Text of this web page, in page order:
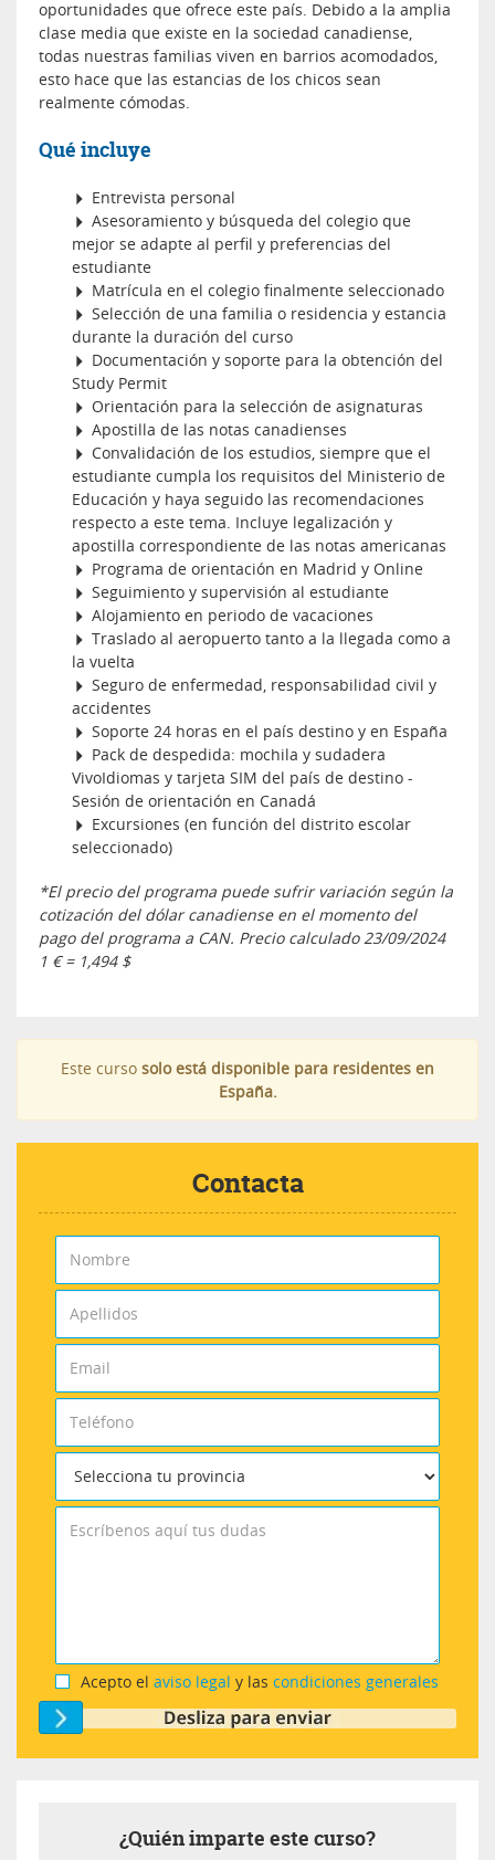
oportunidades que ofrece este país. Debido a la amplia
clase media que existe en la sociedad canadiense,
todas nuestras familias viven en barrios acomodados,
esto hace que las estancias de los chicos sean
realmente cómodas.
Qué incluye
Entrevista personal
Asesoramiento y búsqueda del colegio que
mejor se adapte al perfil y preferencias del
estudiante
Matrícula en el colegio finalmente seleccionado
Selección de una familia o residencia y estancia
durante la duración del curso
Documentación y soporte para la obtención del
Study Permit
Orientación para la selección de asignaturas
Apostilla de las notas canadienses
Convalidación de los estudios, siempre que el
estudiante cumpla los requisitos del Ministerio de
Educación y haya seguido las recomendaciones
respecto a este tema. Incluye legalización y
apostilla correspondiente de las notas americanas
Programa de orientación en Madrid y Online
Seguimiento y supervisión al estudiante
Alojamiento en periodo de vacaciones
Traslado al aeropuerto tanto a la llegada como a
la vuelta
Seguro de enfermedad, responsabilidad civil y
accidentes
Soporte 24 horas en el país destino y en España
Pack de despedida: mochila y sudadera
VivoIdiomas y tarjeta SIM del país de destino -
Sesión de orientación en Canadá
Excursiones (en función del distrito escolar
seleccionado)
*El precio del programa puede sufrir variación según la
cotización del dólar canadiense en el momento del
pago del programa a CAN. Precio calculado 23/09/2024
1 € = 1,494 $
Este curso solo está disponible para residentes en
España.
Contacta
Acepto el aviso legal y las condiciones generales
¿Quién imparte este curso?